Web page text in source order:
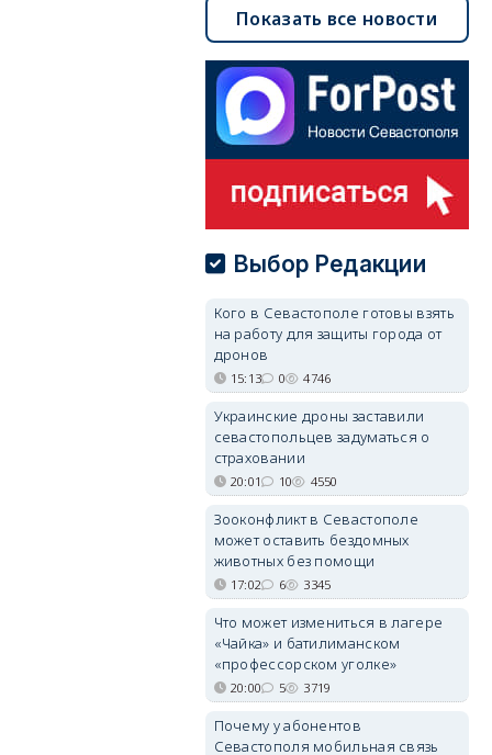
05/08/2026 08:01
Показать все новости
Выбор Редакции
Кого в Севастополе готовы взять
на работу для защиты города от
дронов
15:13 0 4746
Украинские дроны заставили
севастопольцев задуматься о
страховании
20:01 10 4550
Зооконфликт в Севастополе
может оставить бездомных
животных без помощи
17:02 6 3345
Что может измениться в лагере
«Чайка» и батилиманском
«профессорском уголке»
20:00 5 3719
Почему у абонентов
Севастополя мобильная связь